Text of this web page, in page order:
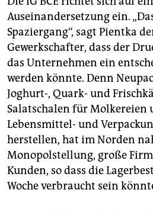
Auseinandersetzung ein.
Spaziergang“, sagt Pientka
Gewerkschafter, dass der
das Unternehmen ein
werden könnte. Denn
Joghurt-, Quark- und
Salatschalen für Molkereien
Lebensmittel- und
herstellen, hat im Norden
Monopolstellung, große
Kunden, so dass die
Woche verbraucht sein